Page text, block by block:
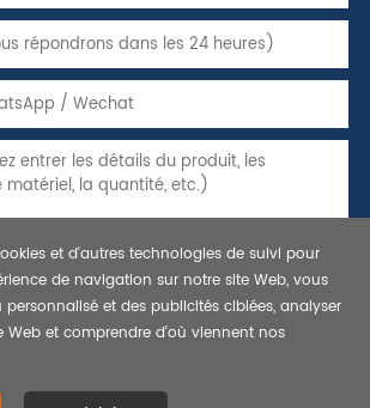
tubes et caissons en acier sans soudure,
et d'autres technologies de suivi pour
de navigation sur notre site Web, vous
et des publicités ciblées, analyser
Web et comprendre d'où viennent nos